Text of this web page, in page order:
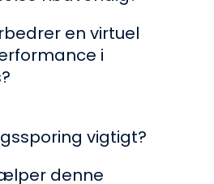
en virtuel
i
vigtigt?
denne